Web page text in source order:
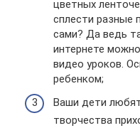
цветных
сплести разные
сами? Да ведь
интернете
видео уроков.
ребенком;
Ваши дети
творчества